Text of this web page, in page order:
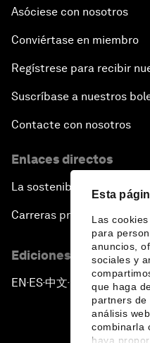
Esta
Las
para
anuncios,
sociales y
que haga
partners de
análisis
combinarla
haya
Asóciese con nosotros
Conviértase en miembro
Regístrese para recibir
Suscríbase a nuestros
Contacte con nosotros
Enlaces directos
La sostenibilidad en el Foro
Carreras profesionales
Ediciones en otros
EN ▪ES▪中文▪ 日本語